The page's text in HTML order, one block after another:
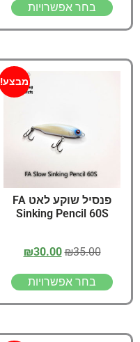
בחר אפשרויות
מבצע!
פנסיל שוקע לאט FA
Sinking Pencil 60S
₪35.00
₪30.00
בחר אפשרויות